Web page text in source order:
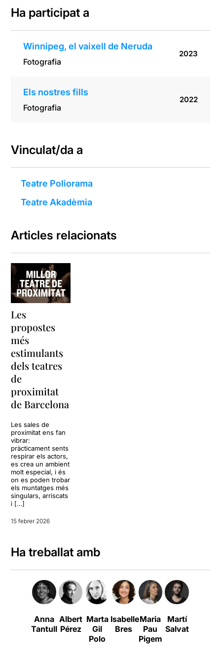
Ha participat a
Winnipeg, el vaixell de Neruda
Fotografia
2023
Els nostres fills
Fotografia
2022
Vinculat/da a
Teatre Poliorama
Teatre Akadèmia
Articles relacionats
Les
propostes
més
estimulants
dels teatres
de
proximitat
de Barcelona
Les sales de
proximitat ens fan
vibrar:
pràcticament sents
respirar els actors,
es crea un ambient
molt especial, i és
on es poden trobar
els muntatges més
singulars, arriscats
i […]
15 febrer 2026
Ha treballat amb
Anna
Tantull
Albert
Pérez
Marta
Gil
Polo
Isabelle
Bres
Maria
Pau
Pigem
Martí
Salvat